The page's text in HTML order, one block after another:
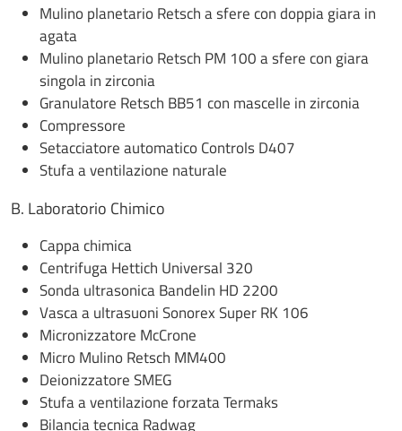
Mulino planetario Retsch a sfere con doppia giara in
agata
Mulino planetario Retsch PM 100 a sfere con giara
singola in zirconia
Granulatore Retsch BB51 con mascelle in zirconia
Compressore
Setacciatore automatico Controls D407
Stufa a ventilazione naturale
B. Laboratorio Chimico
Cappa chimica
Centrifuga Hettich Universal 320
Sonda ultrasonica Bandelin HD 2200
Vasca a ultrasuoni Sonorex Super RK 106
Micronizzatore McCrone
Micro Mulino Retsch MM400
Deionizzatore SMEG
Stufa a ventilazione forzata Termaks
Bilancia tecnica Radwag